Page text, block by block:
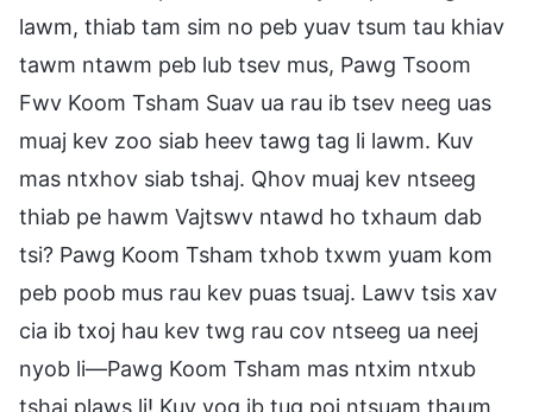
lawm, thiab tam sim no peb yuav tsum tau khiav
tawm ntawm peb lub tsev mus, Pawg Tsoom
Fwv Koom Tsham Suav ua rau ib tsev neeg uas
muaj kev zoo siab heev tawg tag li lawm. Kuv
mas ntxhov siab tshaj. Qhov muaj kev ntseeg
thiab pe hawm Vajtswv ntawd ho txhaum dab
tsi? Pawg Koom Tsham txhob txwm yuam kom
peb poob mus rau kev puas tsuaj. Lawv tsis xav
cia ib txoj hau kev twg rau cov ntseeg ua neej
nyob li—Pawg Koom Tsham mas ntxim ntxub
tshaj plaws li! Kuv yog ib tug poj ntsuam thaum